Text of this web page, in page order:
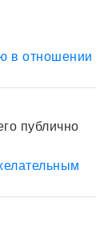
в отношении
публично